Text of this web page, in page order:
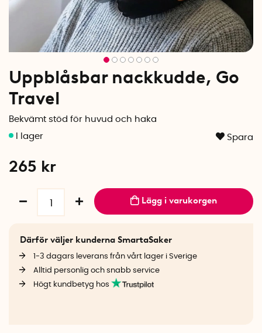
Uppblåsbar nackkudde, Go
Travel
Bekvämt stöd för huvud och haka
Spara
265 kr
Lägg i varukorgen
Därför väljer kunderna SmartaSaker
1-3 dagars leverans från vårt lager i Sverige
Alltid personlig och snabb service
Högt kundbetyg hos